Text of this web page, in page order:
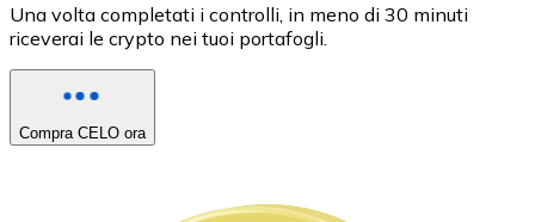
Una volta completati i controlli, in meno di 30 minuti
riceverai le crypto nei tuoi portafogli.
Compra CELO ora